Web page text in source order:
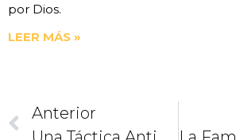
por Dios.
LEER MÁS »
Anterior